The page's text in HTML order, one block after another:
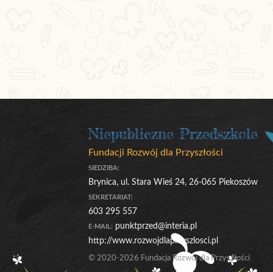
Niepubliczne Przedszkole
Fundacji Rozwój dla Przyszłości
SIEDZIBA:
Brynica, ul. Stara Wieś 24, 26-065 Piekoszów
SEKRETARIAT:
603 295 557
E-MAIL: punktprzed@interia.pl
http://www.rozwojdlaprzyszlosci.pl
© 2020-2026 Fundacja Rozwój dla Przyszłości